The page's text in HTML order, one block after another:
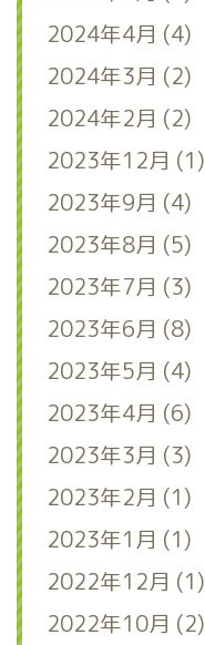
2024年4月 (4)
2024年3月 (2)
2024年2月 (2)
2023年12月 (1)
2023年9月 (4)
2023年8月 (5)
2023年7月 (3)
2023年6月 (8)
2023年5月 (4)
2023年4月 (6)
2023年3月 (3)
2023年2月 (1)
2023年1月 (1)
2022年12月 (1)
2022年10月 (2)